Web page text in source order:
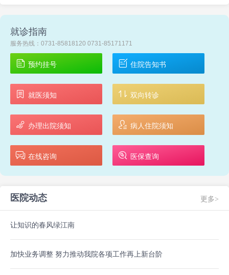
就诊指南
服务热线：0731-85818120 0731-85171171
预约挂号 住院告知书
就医须知 双向转诊
办理出院须知 病人住院须知
在线咨询 医保查询
医院动态 更多>
让知识的春风绿江南
加快业务调整 努力推动我院各项工作再上新台阶